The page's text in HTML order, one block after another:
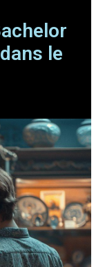
le